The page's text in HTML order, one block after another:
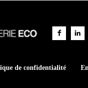
de confidentialité